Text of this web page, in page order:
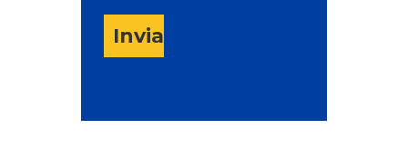
Invia